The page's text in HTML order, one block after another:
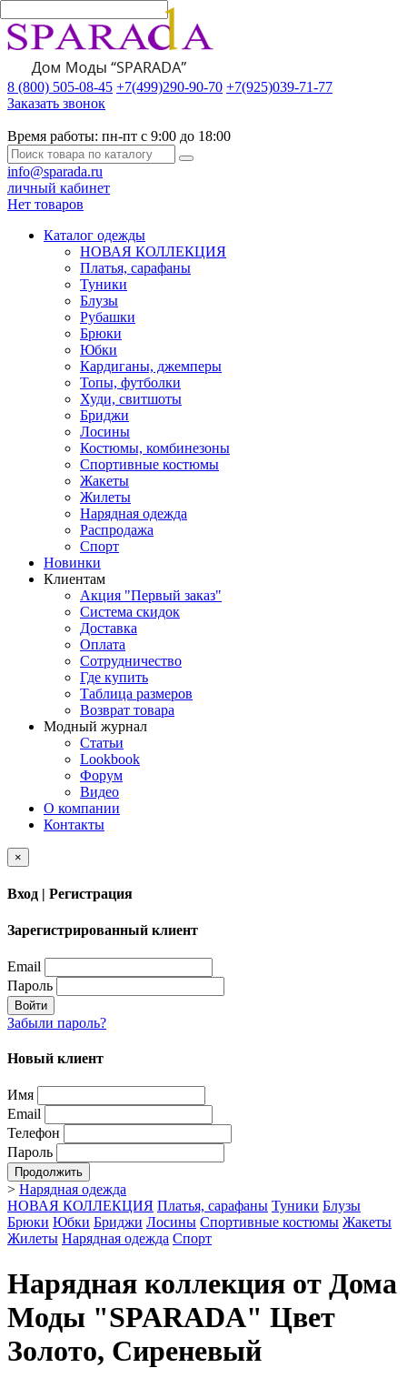
8 (800) 505-08-45 +7(499)290-90-70 +7(925)039-71-77
Заказать звонок
Время работы: пн-пт с 9:00 до 18:00
info@sparada.ru
личный кабинет
Нет товаров
Каталог одежды
НОВАЯ КОЛЛЕКЦИЯ
Платья, сарафаны
Туники
Блузы
Рубашки
Брюки
Юбки
Кардиганы, джемперы
Топы, футболки
Худи, свитшоты
Бриджи
Лосины
Костюмы, комбинезоны
Спортивные костюмы
Жакеты
Жилеты
Нарядная одежда
Распродажа
Спорт
Новинки
Клиентам
Акция "Первый заказ"
Система скидок
Доставка
Оплата
Сотрудничество
Где купить
Таблица размеров
Возврат товара
Модный журнал
Статьи
Lookbook
Форум
Видео
О компании
Контакты
×
Вход | Регистрация
Зарегистрированный клиент
Email
Пароль
Войти
Забыли пароль?
Новый клиент
Имя
Email
Телефон
Пароль
Продолжить
> Нарядная одежда
НОВАЯ КОЛЛЕКЦИЯ Платья, сарафаны Туники Блузы
Брюки Юбки Бриджи Лосины Спортивные костюмы Жакеты
Жилеты Нарядная одежда Спорт
Нарядная коллекция от Дома
Моды "SPARADA" Цвет
Золото, Сиреневый